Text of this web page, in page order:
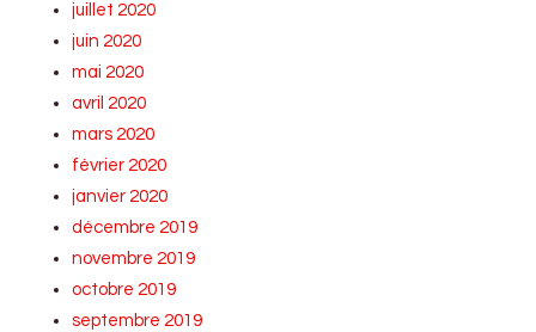
juillet 2020
juin 2020
mai 2020
avril 2020
mars 2020
février 2020
janvier 2020
décembre 2019
novembre 2019
octobre 2019
septembre 2019